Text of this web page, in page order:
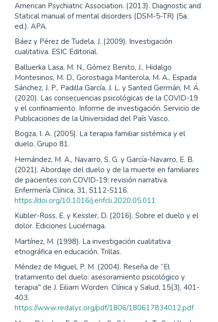
American Psychiatric Association. (2013). Diagnostic and
Statical manual of mental disorders (DSM-5-TR) (5a.
ed.). APA.
Báez y Pérez de Tudela, J. (2009). Investigación
cualitativa. ESIC Editorial.
Balluerka Lasa, M. N., Gómez Benito, J., Hidalgo
Montesinos, M. D., Gorostiaga Manterola, M. A., Espada
Sánchez, J. P., Padilla García, J. L. y Santed Germán, M. Á.
(2020). Las consecuencias psicológicas de la COVID-19
y el confinamiento. Informe de investigación. Servicio de
Publicaciones de la Universidad del País Vasco.
Bogza, I. A. (2005). La terapia familiar sistémica y el
duelo. Grupo 81.
Hernández, M. A., Navarro, S. G. y García-Navarro, E. B.
(2021). Abordaje del duelo y de la muerte en familiares
de pacientes con COVID-19: revisión narrativa.
Enfermería Clínica, 31, S112-S116.
https://doi.org/10.1016/j.enfcli.2020.05.011
Kübler-Ross, E. y Kessler, D. (2016). Sobre el duelo y el
dolor. Ediciones Luciérnaga.
Martínez, M. (1998). La investigación cualitativa
etnográfica en educación. Trillas.
Méndez de Miguel, P. M. (2004). Reseña de “El
tratamiento del duelo: asesoramiento psicológico y
terapia" de J. Eiliam Worden. Clínica y Salud, 15(3), 401-
403.
https://www.redalyc.org/pdf/1806/180617834012.pdf